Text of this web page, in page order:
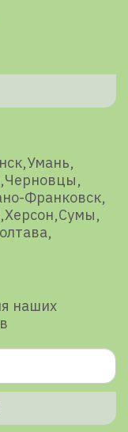
Умань
Черновцы
Франковск
Херсон Сумы
наших